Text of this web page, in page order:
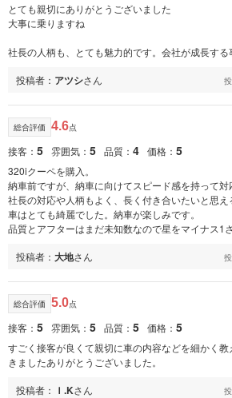
とても親切にありがとうございました
大事に乗りますね
社長の人柄も、とても魅力的です。会社が成長す
投稿者： アツシさん
総合評価 4.6点
接客： 5 雰囲気： 5 品質： 4 価格： 5
320iクーペを購入。
納車前ですが、納車に向けてスピード感を持って対
社長の対応や人柄もよく、長く付き合いたいと思え
車はとても綺麗でした。納車が楽しみです。
品質とアフターはまだ未知数なので星をマイナス1
投稿者： 大地さん
総合評価 5.0点
接客： 5 雰囲気： 5 品質： 5 価格： 5
すごく接客が良くて親切に車の内容などを細かく
きましたありがとうございました。
投稿者： Ｉ.Kさん